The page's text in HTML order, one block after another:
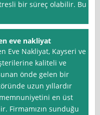
bir süreç olabilir. Bu
eve nakliyat
Eve Nakliyat, Kayseri ve
kaliteli ve
önde gelen bir
uzun yıllardır
en üst
Firmamızın sunduğu